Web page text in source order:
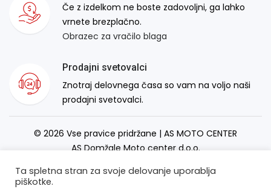
Če z izdelkom ne boste zadovoljni, ga lahko
vrnete brezplačno.
Obrazec za vračilo blaga
Prodajni svetovalci
Znotraj delovnega časa so vam na voljo naši
prodajni svetovalci.
© 2026 Vse pravice pridržane | AS MOTO CENTER
AS Domžale Moto center d.o.o.
Ta spletna stran za svoje delovanje uporablja
piškotke.